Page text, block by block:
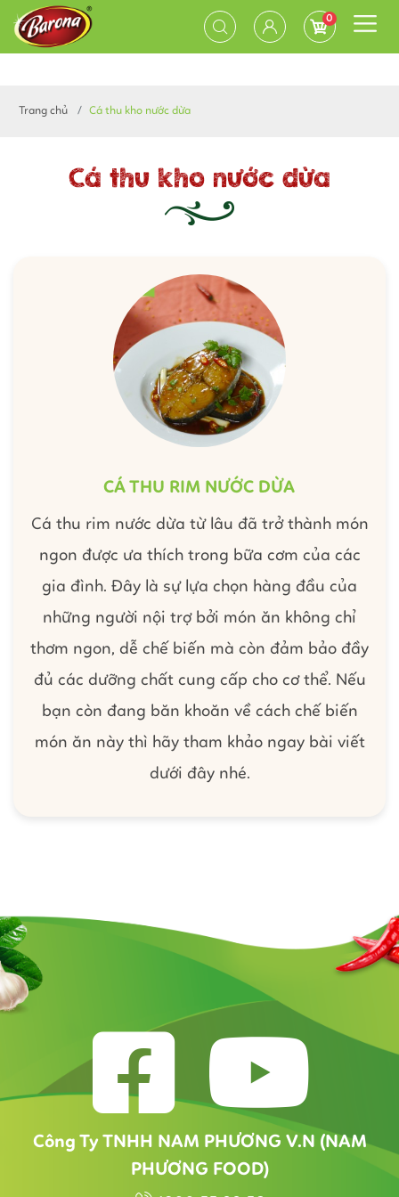
0
Trang chủ Cá thu kho nước dừa
Cá thu kho nước dừa
CÁ THU RIM NƯỚC DỪA
Cá thu rim nước dừa từ lâu đã trở thành món
ngon được ưa thích trong bữa cơm của các
gia đình. Đây là sự lựa chọn hàng đầu của
những người nội trợ bởi món ăn không chỉ
thơm ngon, dễ chế biến mà còn đảm bảo đầy
đủ các dưỡng chất cung cấp cho cơ thể. Nếu
bạn còn đang băn khoăn về cách chế biến
món ăn này thì hãy tham khảo ngay bài viết
dưới đây nhé.
Công Ty TNHH NAM PHƯƠNG V.N (NAM
PHƯƠNG FOOD)